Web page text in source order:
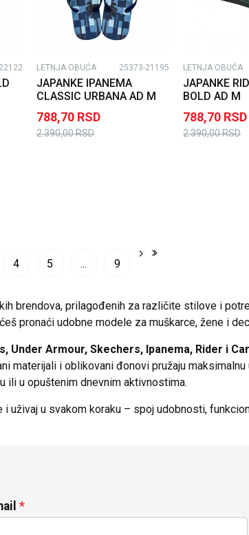
LETNJA OBUĆA 25373-21195
JAPANKE IPANEMA
CLASSIC URBANA AD M
788,70 RSD
2.390,00RSD
LETNJA OBUĆA
JAPANKE
BOLD AD M
788,70 RSD
2.390,00RSD
4 5 ... 9
brendova, prilagođenih za različite stilove i
pronaći udobne modele za muškarce, žene i
, Under Armour, Skechers, Ipanema, Rider i
materijali i oblikovani đonovi pružaju
ili u opuštenim dnevnim aktivnostima.
uživaj u svakom koraku – spoj udobnosti,